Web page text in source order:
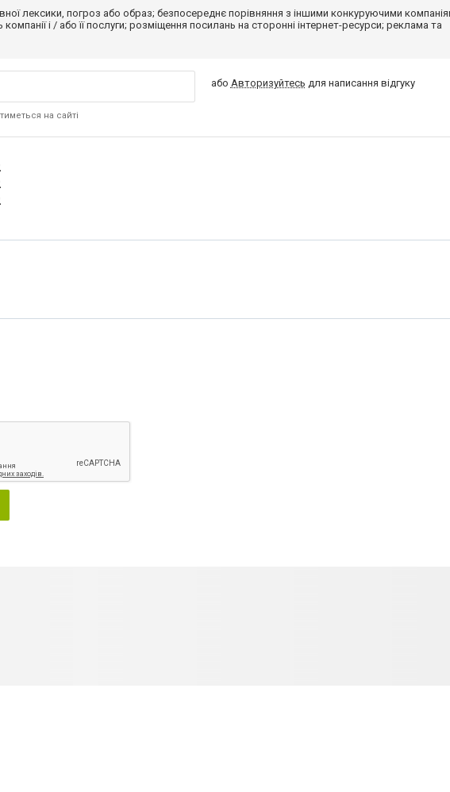
лексики, погроз або образ; безпосереднє порівняння з іншими конкуруючими
і / або її послуги; розміщення посилань на сторонні інтернет-ресурси; реклама та
на сайті
або Авторизуйтесь для написання відгуку